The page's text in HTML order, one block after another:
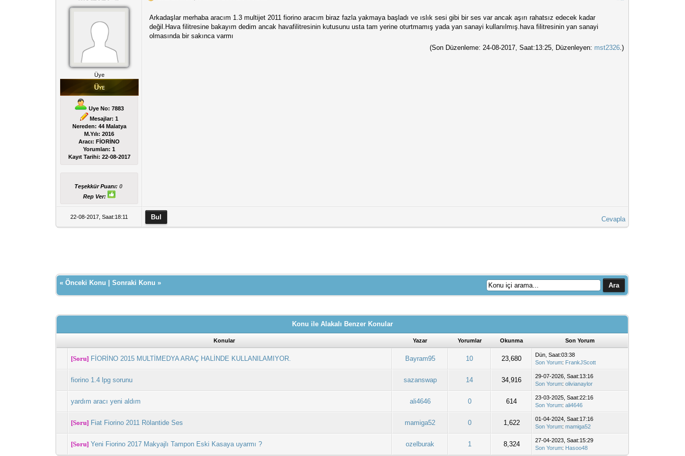
Üye
Uye No: 7883
Mesajlar: 1
Nereden: 44 Malatya
M.Yılı: 2016
Aracı: FİORİNO
Yorumları:1
Kayıt Tarihi: 22-08-2017
Teşekkür Puanı:0
Rep Ver:
Arkadaşlar merhaba aracım 1.3 multijet 2011 fiorino aracım biraz fazla yakmaya başladı ve ıslık sesi gibi bir ses var ancak aşırı rahatsız edecek kadar
değil.Hava filitresine bakayım dedim ancak havafilitresinin kutusunu usta tam yerine oturtmamış yada yan sanayi kullanılmış.hava filitresinin yan sanayi
olmasında bir sakınca varmı
(Son Düzenleme: 24-08-2017, Saat:13:25, Düzenleyen: mst2326.)
22-08-2017, Saat:18:11 Cevapla
«Önceki Konu |Sonraki Konu »
Konu ile Alakalı Benzer Konular
Konular Yazar Yorumlar Okunma Son Yorum
[Soru] FİORİNO 2015 MULTİMEDYA ARAÇ HALİNDE KULLANILAMIYOR. Bayram95 10 23,680 Dün , Saat:03:38
Son Yorum: FrankJScott
fiorino 1.4 lpg sorunu sazanswap 14 34,916
29-07-2026, Saat:13:16
Son Yorum:olivianaylor
yardım aracı yeni aldım ali4646 0 614
23-03-2025, Saat:22:16
Son Yorum:ali4646
[Soru] Fiat Fiorino 2011 Rölantide Ses mamiga52 0 1,622
01-04-2024, Saat:17:16
Son Yorum:mamiga52
[Soru] Yeni Fiorino 2017 Makyajlı Tampon Eski Kasaya uyarmı ? ozelburak 1 8,324
27-04-2023, Saat:15:29
Son Yorum: Hasoo48